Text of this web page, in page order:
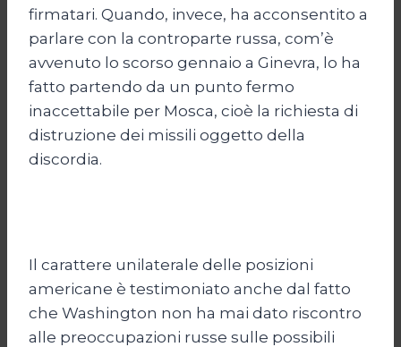
firmatari. Quando, invece, ha acconsentito a
parlare con la controparte russa, com’è
avvenuto lo scorso gennaio a Ginevra, lo ha
fatto partendo da un punto fermo
inaccettabile per Mosca, cioè la richiesta di
distruzione dei missili oggetto della
discordia.
Il carattere unilaterale delle posizioni
americane è testimoniato anche dal fatto
che Washington non ha mai dato riscontro
alle preoccupazioni russe sulle possibili